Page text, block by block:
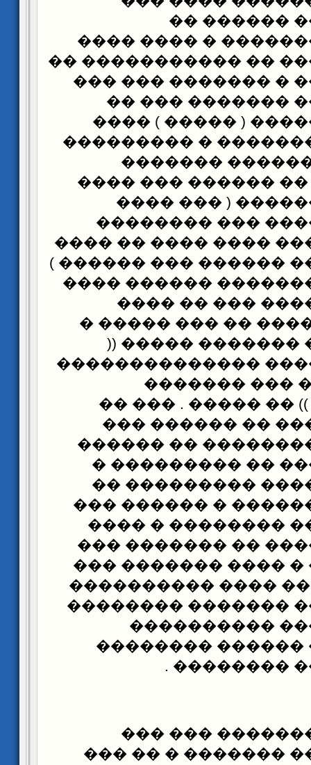
������
���������
������� ����� ��
������ ����� �
����� ������
������ ��������
������ ��� �������
����� �� ��
���������� ��
�����
����� ��������
����� ��� ���� ����
��� �� ������
�� ���� ����������
�� ������
����� ��� � ����
��� ����� ��
���� ���������
�����������
���������� )) ��
����� �� �����
���� �����
������� ����� ��
��� ��� �������
����� ��� �������
���� ����� ��
��������� ���� ��
��� ������� � ����
��� !! ��������
����� ������
���������
��������� �
�����
������� ��
����� ���� ��